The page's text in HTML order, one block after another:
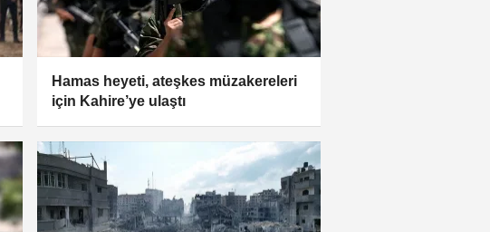
Hamas heyeti, ateşkes müzakereleri
için Kahire’ye ulaştı